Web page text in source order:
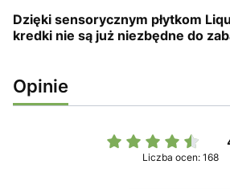
Dzięki sensorycznym płytkom
kredki nie są już niezbędne do
Opinie
Liczba ocen: 168